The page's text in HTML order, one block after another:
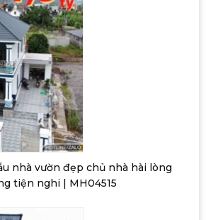
nhà vườn đẹp chủ nhà hài lòng
tiện nghi | MH04515